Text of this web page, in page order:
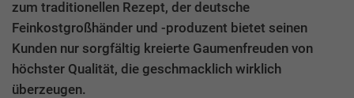
zum traditionellen Rezept, der deutsche
Feinkostgroßhänder und -produzent bietet seinen
Kunden nur sorgfältig kreierte Gaumenfreuden von
höchster Qualität, die geschmacklich wirklich
überzeugen.